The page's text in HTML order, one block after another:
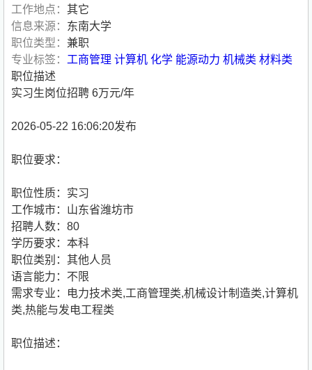
工作地点： 其它
信息来源： 东南大学
职位类型： 兼职
专业标签： 工商管理 计算机 化学 能源动力 机械类 材料类
职位描述
实习生岗位招聘 6万元/年
2026-05-22 16:06:20发布
职位要求：
职位性质：实习
工作城市：山东省潍坊市
招聘人数：80
学历要求：本科
职位类别：其他人员
语言能力：不限
需求专业：电力技术类,工商管理类,机械设计制造类,计算机
类,热能与发电工程类
职位描述：